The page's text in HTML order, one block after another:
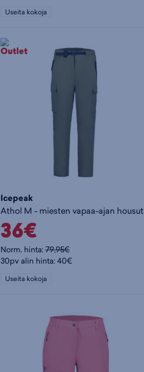
Useita kokoja
Icepeak
Athol M - miesten vapaa-ajan housut
36€
Norm. hinta:79,95€
30pv alin hinta: 40€
Useita kokoja